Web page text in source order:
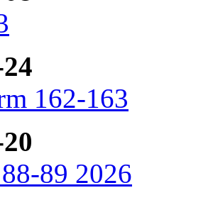
162-163
89 2026